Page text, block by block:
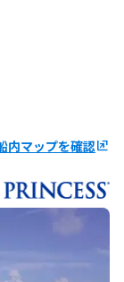
内マップを確認ungroup